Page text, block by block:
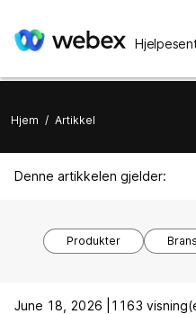
Hjem / Artikkel
Denne artikkelen gjelder:
Produkter
June 18, 2026 |
1163